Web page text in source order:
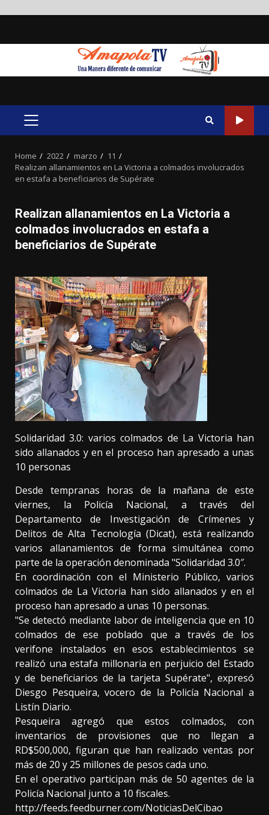
PRIMARY
Home 2022 marzo
11
Realizan allanamientos en La Victoria a colmados involucrados
en estafa a beneficiarios de Supérate
Realizan allanamientos en La Victoria a
colmados involucrados en estafa a
beneficiarios de Supérate
Solidaridad 3.0: varios colmados de La Victoria han
sido allanados y en el proceso han apresado a unas
10 personas
Desde tempranas horas de la mañana de este
viernes, la Policía Nacional, a través del
Departamento de Investigación de Crímenes y
Delitos de Alta Tecnología (Dicat), está realizando
varios allanamientos de forma simultánea como
parte de la operación denominada "Solidaridad 3.0″.
En coordinación con el Ministerio Público, varios
colmados de La Victoria han sido allanados y en el
proceso han apresado a unas 10 personas.
"Se detectó mediante labor de inteligencia que en 10
colmados de ese poblado que a través de los
verifone instalados en esos establecimientos se
realizó una estafa millonaria en perjuicio del Estado
y de beneficiarios de la tarjeta Supérate", expresó
Diesgo Pesqueira, vocero de la Policía Nacional a
Listín Diario.
Pesqueira agregó que estos colmados, con
inventarios de provisiones que no llegan a
RD$500,000, figuran que han realizado ventas por
más de 20 y 25 millones de pesos cada uno.
En el operativo participan más de 50 agentes de la
Policía Nacional junto a 10 fiscales.
http://feeds.feedburner.com/NoticiasDelCibao